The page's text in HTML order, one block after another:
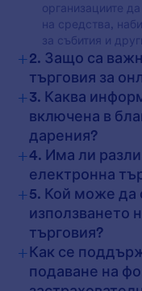
организациите
на средства,
за събития и
+2. Защо са
търговия за
+3. Каква
включена в
дарения?
+4. Има ли
електронна
+5. Кой може да
използването
търговия?
+Как се
подаване на